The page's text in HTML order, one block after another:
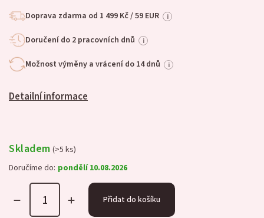
Doprava zdarma od 1 499 Kč / 59 EUR i
Doručení do 2 pracovních dnů i
Možnost výměny a vrácení do 14 dnů i
Detailní informace
Skladem (>5 ks)
Doručíme do: pondělí 10.08.2026
Přidat do košíku